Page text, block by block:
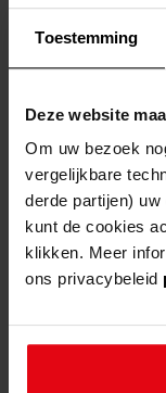
Toestemming
Deze website
Om uw bezoek
vergelijkbare
derde partijen)
kunt de cookies
klikken. Meer
ons privacybeleid
binnenkort
18 mei
Inloopochtend